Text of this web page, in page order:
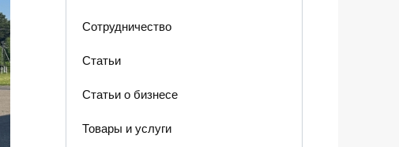
Сотрудничество
Статьи
Статьи о бизнесе
Товары и услуги